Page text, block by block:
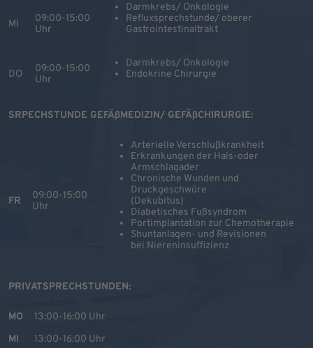
MI
09:00-15:00
Uhr
Darmkrebs/ Onkologie
Refluxsprechstunde/ oberer
Gastrointestinaltrakt
DO
09:00-15:00
Uhr
Darmkrebs/ Onkologie
Endokrine Chirurgie
SRPECHSTUNDE GEFÄßMEDIZIN/ GEFÄßCHIRURGIE:
FR
09:00-15:00
Uhr
Arterielle Verschlußkrankheit
Erkrankungen der Hals-oder
Armschlagader
Chronische Wunden und
Druckgeschwüre
(Dekubitus)
Diabetisches Fußsyndrom
Portimplantation zur Chemotherapie
Shuntanlagen- und Revisionen
bei Niereninsuffizienz
PRIVATSPRECHSTUNDEN:
MO
13:00-16:00 Uhr
MI
13:00-16:00 Uhr